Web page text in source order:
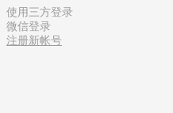
使用三方登录
微信登录
注册新帐号